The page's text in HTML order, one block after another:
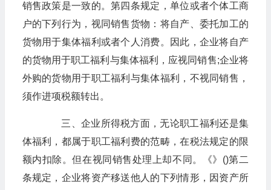
销售政策是一致的。第四条规定，单位或者个体工商
户的下列行为，视同销售货物：将自产、委托加工的
货物用于集体福利或者个人消费。因此，企业将自产
的货物用于职工福利与集体福利，应视同销售;企业将
外购的货物用于职工福利与集体福利，不视同销售，
须作进项税额转出。
三、企业所得税方面，无论职工福利还是集
体福利，都属于职工福利费的范畴，在税法规定的限
额内扣除。但在视同销售处理上却不同。《》()第二
条规定，企业将资产移送他人的下列情形，因资产所